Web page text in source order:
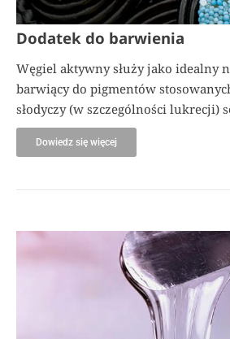
Dodatek do barwienia
Węgiel aktywny służy jako idealny
barwiący do pigmentów
słodyczy (w szczególności lukrecji)
Dowiedz się więcej